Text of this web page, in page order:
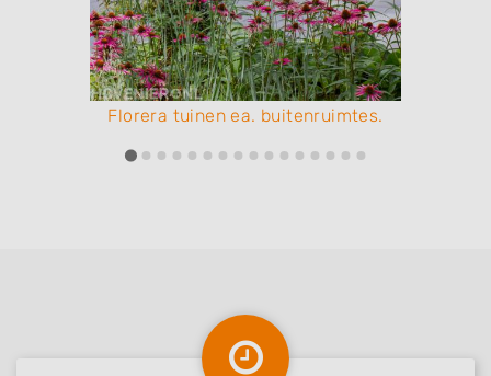
Florera tuinen ea. buitenruimtes.